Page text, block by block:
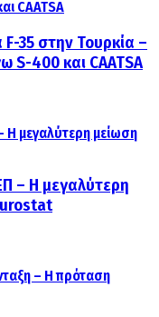
F-35 στην Τουρκία –
S-400 και CAATSA
– Η μεγαλύτερη